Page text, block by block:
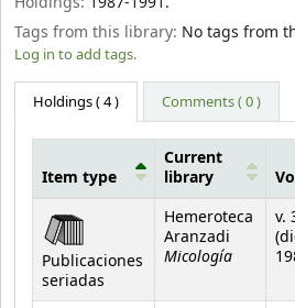
Tags from this library: No tags from
Log in to add tags.
Holdings( 4 ) Comments ( 0 )
Holdings
Item type
Current
library
Publicaciones
seriadas
Hemeroteca
Aranzadi
Micología
v.